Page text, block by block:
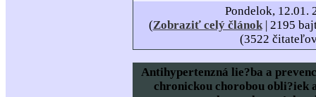
Pondelok, 12.01.
(Zobraziť celý článok| 2195
(3522
Antihypertenzná lie?ba a
chronickou chorobou obli?iek